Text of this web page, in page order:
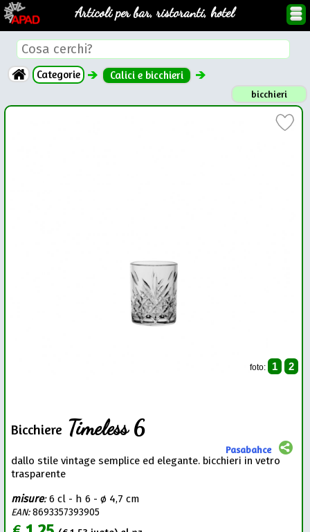
Articoli per bar, ristoranti, hotel
Categorie Calici e bicchieri
bicchieri
foto: 1 2
Bicchiere Timeless 6
Pasabahce
dallo stile vintage semplice ed elegante. bicchieri in vetro
trasparente
misure:6 cl - h 6 - ø 4,7 cm
EAN:8693357393905